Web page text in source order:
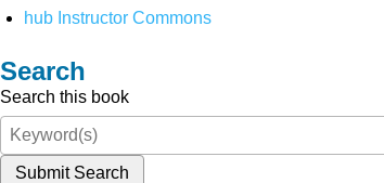
hub Instructor Commons
Search
Search this book
Submit Search